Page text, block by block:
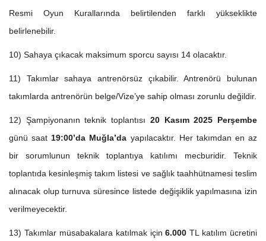
Resmi Oyun Kurallarında belirtilenden farklı yükseklikte
belirlenebilir.
10) Sahaya çıkacak maksimum sporcu sayısı 14 olacaktır.
11) Takımlar sahaya antrenörsüz çıkabilir. Antrenörü bulunan
takımlarda antrenörün belge/Vize’ye sahip olması zorunlu değildir.
12) Şampiyonanın teknik toplantısı 20 Kasım 2025 Perşembe
günü saat 19:00’da Muğla’da yapılacaktır. Her takımdan en az
bir sorumlunun teknik toplantıya katılımı mecburidir. Teknik
toplantıda kesinleşmiş takım listesi ve sağlık taahhütnamesi teslim
alınacak olup turnuva süresince listede değişiklik yapılmasına izin
verilmeyecektir.
13) Takımlar müsabakalara katılmak için6.000 TL katılım ücretini